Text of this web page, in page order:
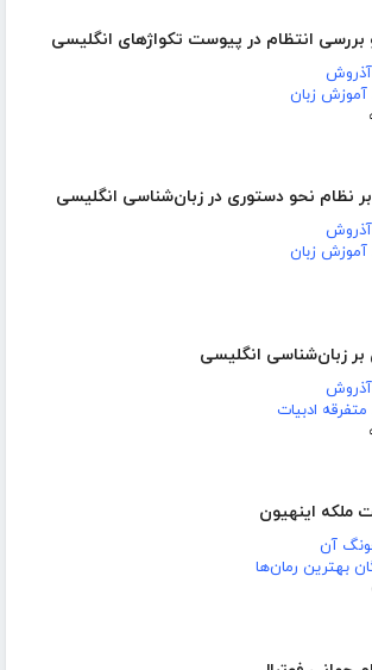
بررسی انتظام در پیوست تکواژهای انگلیسی
زبان
نظام نحو دستوری در زبان‌شناسی انگلیسی
زبان
بر زبان‌شناسی انگلیسی
ادبیات
ملکه اینهیون
آن
بهترین رمان‌ها